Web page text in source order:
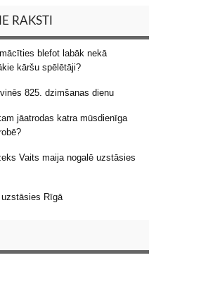
RAKSTI
blefot labāk nekā
kāršu spēlētāji?
825. dzimšanas dienu
jāatrodas katra mūsdienīga
Vaits maija nogalē uzstāsies
Rīgā